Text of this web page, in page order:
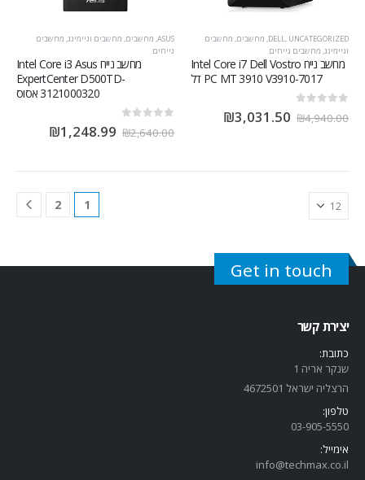
DELL, UNCATEGORIZED
, מחשבים, מחשבים
וגיימינג, מחשבים נייחים
מחשב נייח Intel Core i7 Dell Vostro
PC MT 3910 V3910-7017 דל
₪4,940.00
₪3,031.50
ASUS
, מחשבים, מחשבים וגיימינג, מחשבים
נייחים
מחשב נייח Intel Core i3 Asus
ExpertCenter D500TD-
3121000320 אסוס
₪2,640.00
₪1,248.99
1
2
Get in touch
יצירת קשר
כתובת:
שנקר אריה 1
הרצליה ישראל 4672501
טלפון:
03-905-5550
אימייל:
info@techmax.co.il